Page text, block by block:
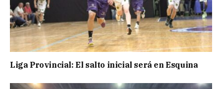
Liga Provincial: El salto inicial será en Esquina